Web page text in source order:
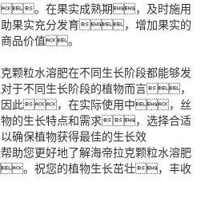
。在果实成熟期，及时施用
助果实充分发育，增加果实的
品价值。
粒水溶肥在不同生长阶段都能够发
不同生长阶段的植物而言，
因此，在实际使用中，丝
物的生长特点和需求，选择合适
保植物获得最佳的生长效
您更好地了解海帝拉克颗粒水溶肥
。祝您的植物生长茁壮，丰收